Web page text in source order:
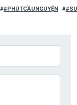
#PHÚTCẦUNGUYỆN